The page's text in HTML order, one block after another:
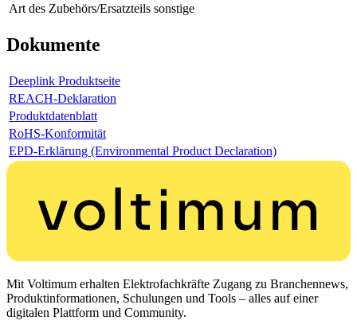
Art des Zubehörs/Ersatzteils sonstige
Dokumente
Deeplink Produktseite
REACH-Deklaration
Produktdatenblatt
RoHS-Konformität
EPD-Erklärung (Environmental Product Declaration)
Mit Voltimum erhalten Elektrofachkräfte Zugang zu Branchennews,
Produktinformationen, Schulungen und Tools – alles auf einer
digitalen Plattform und Community.